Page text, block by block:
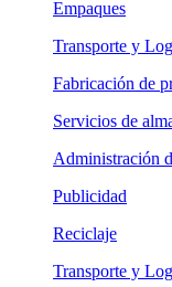
Empaques
Transporte y
Fabricación de
Servicios de
Administración
Publicidad
Reciclaje
Transporte y